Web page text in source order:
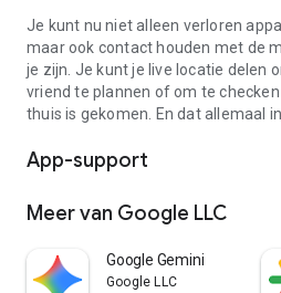
Je kunt nu niet alleen verloren
maar ook contact houden met de
je zijn. Je kunt je live locatie delen
vriend te plannen of om te
thuis is gekomen. En dat allemaal
App-support
Meer van Google LLC
Google Gemini
Google LLC